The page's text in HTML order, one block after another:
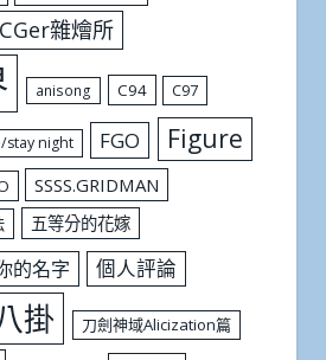
雜燴所
anisong C94 C97
stay night FGO Figure
SSSS.GRIDMAN
五等分的花嫁
的名字 個人評論
掛 刀劍神域Alicization篇